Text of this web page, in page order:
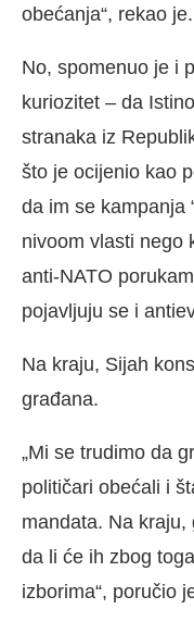
obećanja“, rekao je.
No, spomenuo je i
kuriozitet – da
stranaka iz
što je ocijenio kao
da im se kampanja
nivoom vlasti nego
anti-NATO
pojavljuju se i
Na kraju, Sijah
građana.
„Mi se trudimo da
političari obećali i
mandata. Na
da li će ih zbog
izborima“, poručio